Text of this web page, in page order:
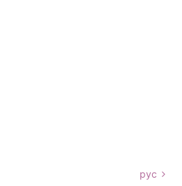
рус